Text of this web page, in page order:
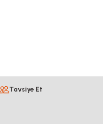
Tavsiye Et